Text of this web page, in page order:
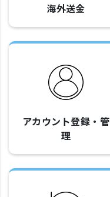
海外送金
アカウント登録・管
理